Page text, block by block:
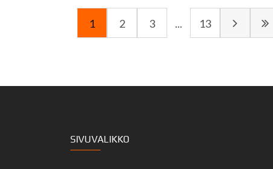
Katso Projekti ...
1 2 3 ... 13
SIVUVALIKKO